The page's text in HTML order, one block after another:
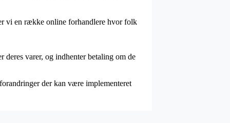
vi en række online forhandlere hvor folk
deres varer, og indhenter betaling om de
der kan være implementeret